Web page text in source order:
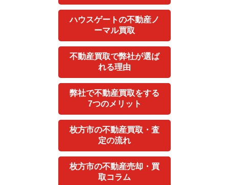
ハウスゲートの不動産ノ
ーマル買取
不動産買取で弊社が選ば
れる理由
弊社で不動産買取をする
7つのメリット
枚方市の不動産買取・査
定の流れ
枚方市の不動産売却・買
取コラム